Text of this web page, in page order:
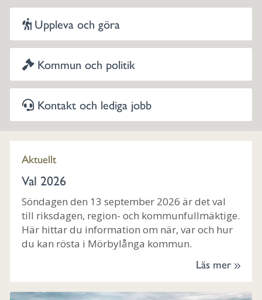
Uppleva och göra
Kommun och politik
Kontakt och lediga jobb
Aktuellt
Val 2026
Söndagen den 13 september 2026 är det val
till riksdagen, region- och kommunfullmäktige.
Här hittar du information om när, var och hur
du kan rösta i Mörbylånga kommun.
Läs mer